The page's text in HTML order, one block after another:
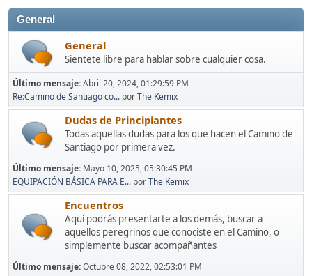
General
General
Sientete libre para hablar sobre cualquier cosa.
Último mensaje:Abril 20, 2024, 01:29:59 PM
Re:Camino de Santiago co... porThe Kemix
Dudas de Principiantes
Todas aquellas dudas para los que hacen el Camino de
Santiago por primera vez.
Último mensaje: Mayo 10, 2025, 05:30:45 PM
EQUIPACIÓN BÁSICA PARA E... porThe Kemix
Encuentros
Aquí podrás presentarte a los demás, buscar a
aquellos peregrinos que conociste en el Camino, o
simplemente buscar acompañantes
Último mensaje:Octubre 08, 2022, 02:53:01 PM